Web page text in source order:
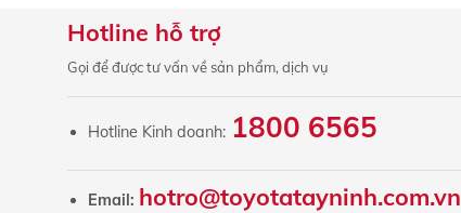
Hotline hỗ trợ
Gọi để được tư vấn về sản phẩm, dịch vụ
Hotline Kinh doanh: 1800 6565
Email: hotro@toyotatayninh.com.vn